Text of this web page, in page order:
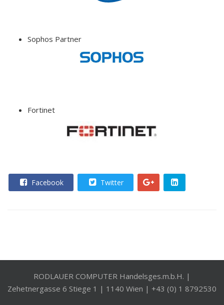
Sophos Partner
Fortinet
Facebook Twitter
RODLAUER COMPUTER Handelsges.m.b.H. |
Zehetnergasse 6 Stiege 1 | 1140 Wien | +43 (0) 1 8792530